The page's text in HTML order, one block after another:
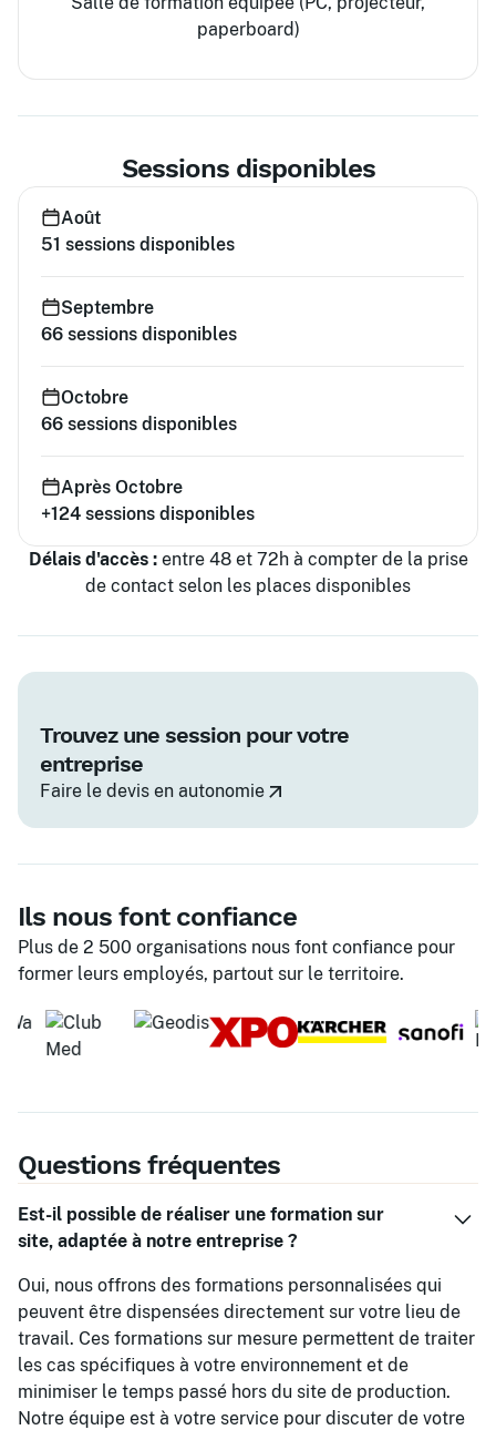
paperboard)
Sessions disponibles
Août
51 sessions disponibles
Septembre
66 sessions disponibles
Octobre
66 sessions disponibles
Après Octobre
+124 sessions disponibles
Délais d'accès :entre 48 et 72h à compter de la prise
de contact selon les places disponibles
Trouvez une session pour votre
entreprise
Faire le devis en autonomie
Ils nous font confiance
Plus de 2 500 organisations nous font confiance pour
former leurs employés, partout sur le territoire.
Questions fréquentes
Est-il possible de réaliser une formation sur
site, adaptée à notre entreprise ?
Oui, nous offrons des formations personnalisées qui
peuvent être dispensées directement sur votre lieu de
travail. Ces formations sur mesure permettent de traiter
les cas spécifiques à votre environnement et de
minimiser le temps passé hors du site de production.
Notre équipe est à votre service pour discuter de votre